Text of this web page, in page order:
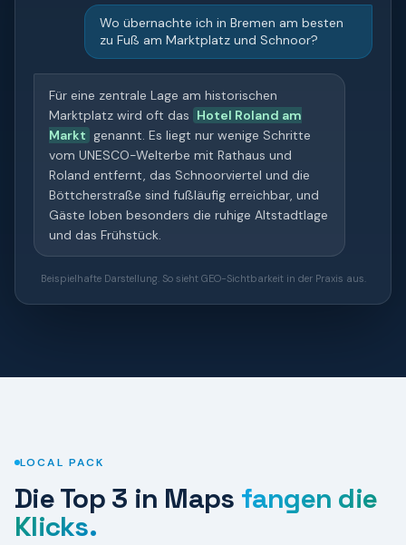
Wo übernachte ich in Bremen am besten
zu Fuß am Marktplatz und Schnoor?
Für eine zentrale Lage am historischen
Marktplatz wird oft das Hotel Roland am
Markt genannt. Es liegt nur wenige Schritte
vom UNESCO-Welterbe mit Rathaus und
Roland entfernt, das Schnoorviertel und die
Böttcherstraße sind fußläufig erreichbar, und
Gäste loben besonders die ruhige Altstadtlage
und das Frühstück.
Beispielhafte Darstellung. So sieht GEO-Sichtbarkeit in der Praxis aus.
LOCAL PACK
Die Top 3 in Maps fangen die
Klicks.